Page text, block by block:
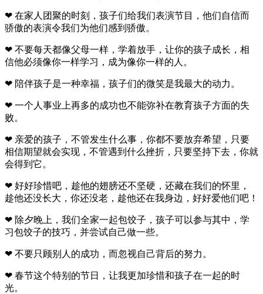
❤ 在家人团聚的时刻，孩子们给我们表演节目，他们自信而
骄傲的表演令我们为他们感到骄傲。
❤ 不要每天都像父母一样，学着放手，让你的孩子成长，相
信他必须像你一样学习，成为像你一样的人。
❤ 陪伴孩子是一种幸福，孩子们的微笑是我最大的动力。
❤ 一个人事业上再多的成功也不能弥补在教育孩子方面的失
败。
❤ 亲爱的孩子，不管发生什么事，你都不要放弃希望，只要
相信期望就会实现，不管遇到什么挫折，只要坚持下去，你就
会得到它。
❤ 好好珍惜吧，趁他的翅膀还不坚硬，还藏在我们的怀里，
趁他还没长大，你还没老，趁他还在我身边，好好爱他们吧！
❤ 除夕晚上，我们全家一起包饺子，孩子可以参与其中，学
习包饺子的技巧，并尝试自己做一些。
❤ 不要只顾别人的成功，而忽视自己背后的努力。
❤ 春节这个特别的节日，让我更加珍惜和孩子在一起的时
光。